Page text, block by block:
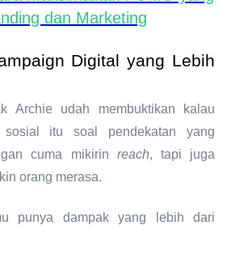
dan Marketing
Digital yang Lebih
Archie udah membuktikan kalau
itu soal pendekatan yang
cuma mikirin reach, tapi juga
orang merasa.
punya dampak yang lebih dari